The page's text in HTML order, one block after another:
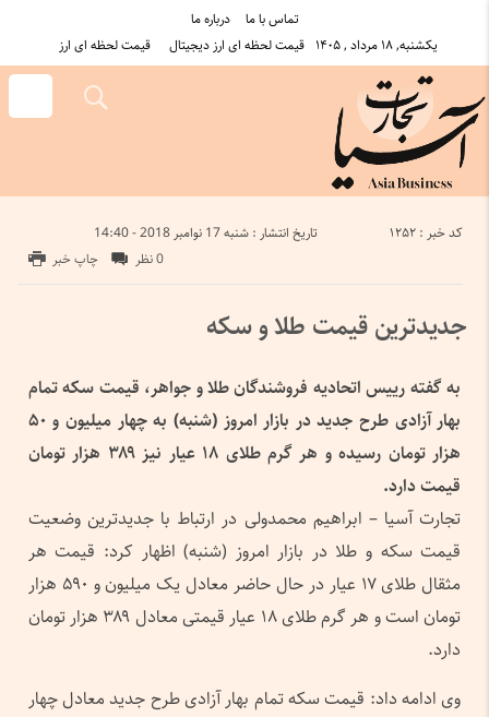
درباره ما
تماس با ما
یکشنبه, ۱۸ مرداد , ۱۴۰۵
قیمت لحظه ای ارز دیجیتال قیمت لحظه ای ارز
تاریخ انتشار : شنبه 17 نوامبر 2018 - 14:40 کد خبر : 1252
چاپ خبر 0 نظر
جدیدترین قیمت طلا و سکه
به گفته رییس اتحادیه فروشندگان طلا و جواهر، قیمت سکه تمام
بهار آزادی طرح جدید در بازار امروز (شنبه) به چهار میلیون و ۵۰
هزار تومان رسیده و هر گرم طلای ۱۸ عیار نیز ۳۸۹ هزار تومان
قیمت دارد.
تجارت آسیا – ابراهیم محمدولی در ارتباط با جدیدترین وضعیت
قیمت سکه و طلا در بازار امروز (شنبه) اظهار کرد: قیمت هر
مثقال طلای ۱۷ عیار در حال حاضر معادل یک میلیون و ۵۹۰ هزار
تومان است و هر گرم طلای ۱۸ عیار قیمتی معادل ۳۸۹ هزار تومان
دارد.
وی ادامه داد: قیمت سکه تمام بهار آزادی طرح جدید معادل چهار